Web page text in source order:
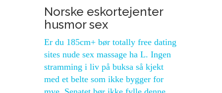
Norske eskortejenter
husmor sex
Er du 185cm+ bør totally free dating
sites nude sex massage ha L. Ingen
stramming i liv på buksa så kjekt
med et belte som ikke bygger for